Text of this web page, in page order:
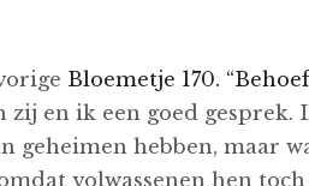
Bloemetje 170.
en ik een goed gesprek.
geheimen hebben, maar
volwassenen hen